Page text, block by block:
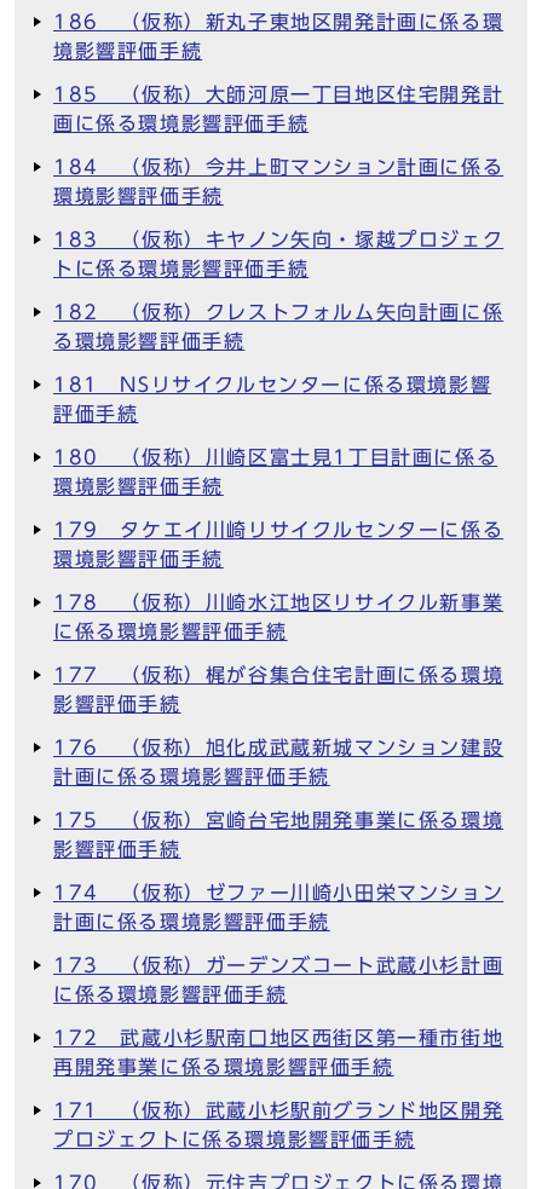
186 （仮称）新丸子東地区開発計画に係る環
境影響評価手続
185 （仮称）大師河原一丁目地区住宅開発計
画に係る環境影響評価手続
184 （仮称）今井上町マンション計画に係る
環境影響評価手続
183 （仮称）キヤノン矢向・塚越プロジェク
トに係る環境影響評価手続
182 （仮称）クレストフォルム矢向計画に係
る環境影響評価手続
181 NSリサイクルセンターに係る環境影響
評価手続
180 （仮称）川崎区富士見1丁目計画に係る
環境影響評価手続
179 タケエイ川崎リサイクルセンターに係る
環境影響評価手続
178 （仮称）川崎水江地区リサイクル新事業
に係る環境影響評価手続
177 （仮称）梶が谷集合住宅計画に係る環境
影響評価手続
176 （仮称）旭化成武蔵新城マンション建設
計画に係る環境影響評価手続
175 （仮称）宮崎台宅地開発事業に係る環境
影響評価手続
174 （仮称）ゼファー川崎小田栄マンション
計画に係る環境影響評価手続
173 （仮称）ガーデンズコート武蔵小杉計画
に係る環境影響評価手続
172 武蔵小杉駅南口地区西街区第一種市街地
再開発事業に係る環境影響評価手続
171 （仮称）武蔵小杉駅前グランド地区開発
プロジェクトに係る環境影響評価手続
170 （仮称）元住吉プロジェクトに係る環境